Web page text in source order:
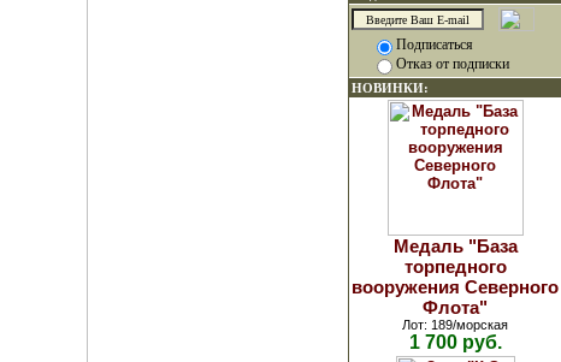
Подписаться
Отказ от подписки
НОВИНКИ:
Медаль "База
торпедного
вооружения Северного
Флота"
Лот: 189/морская
1 700 руб.